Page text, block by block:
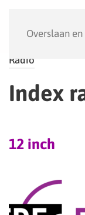
Overslaan
Radio
Index
12 inch